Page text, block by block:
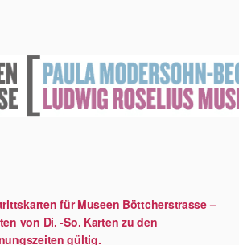
für Museen Böttcherstrasse –
von Di. -So. Karten zu den
gültig.